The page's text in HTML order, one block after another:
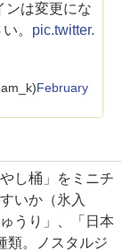
ンは変更にな
。 pic.twitter.
February
し桶」をミニチ
いか（氷入
うり」、「日本
類。ノスタルジ